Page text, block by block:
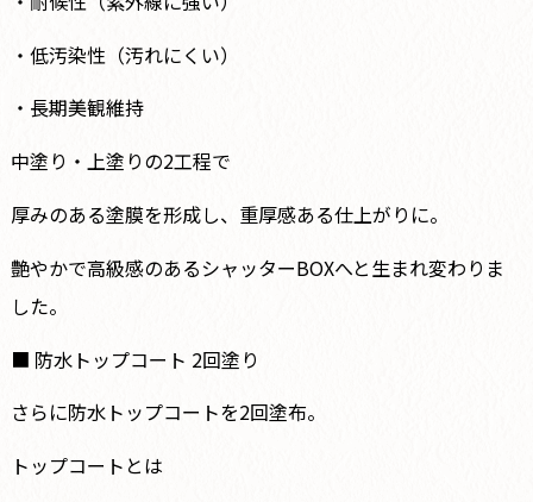
・低汚染性（汚れにくい）
・長期美観維持
中塗り・上塗りの2工程で
厚みのある塗膜を形成し、重厚感ある仕上がりに。
艶やかで高級感のあるシャッターBOXへと生まれ変わりま
した。
■ 防水トップコート 2回塗り
さらに防水トップコートを2回塗布。
トップコートとは